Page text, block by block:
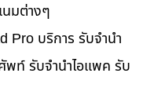
มต่างๆ
Pro บริการ รับจำนำ
พท์ รับจำนำไอแพค รับ